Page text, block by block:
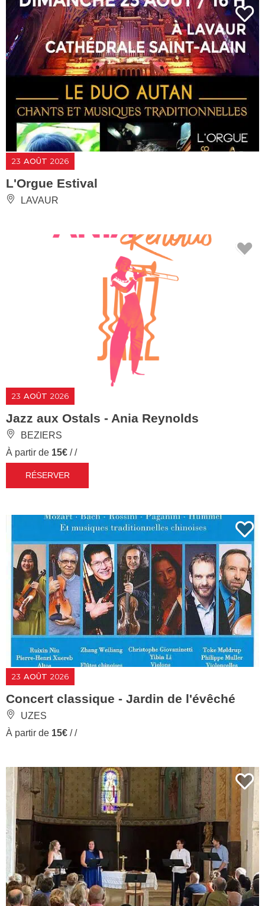
23 AOÛT 2026
L'Orgue Estival
LAVAUR
23 AOÛT 2026
Jazz aux Ostals - Ania Reynolds
BEZIERS
À partir de 15€ / /
RÉSERVER
23 AOÛT 2026
Concert classique - Jardin de l'évêché
UZES
À partir de 15€ / /